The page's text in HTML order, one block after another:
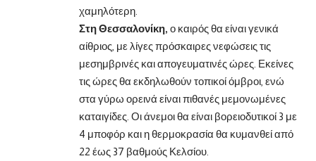
χαμηλότερη.
Στη Θεσσαλονίκη, ο καιρός θα είναι γενικά
αίθριος, με λίγες πρόσκαιρες νεφώσεις τις
μεσημβρινές και απογευματινές ώρες. Εκείνες
τις ώρες θα εκδηλωθούν τοπικοί όμβροι, ενώ
στα γύρω ορεινά είναι πιθανές μεμονωμένες
καταιγίδες. Οι άνεμοι θα είναι βορειοδυτικοί 3 με
4 μποφόρ και η θερμοκρασία θα κυμανθεί από
22 έως 37 βαθμούς Κελσίου.